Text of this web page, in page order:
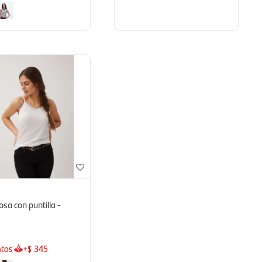
con puntilla -
+$ 345